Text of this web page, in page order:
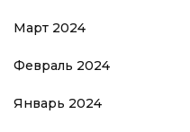
Март 2024
Февраль 2024
Январь 2024